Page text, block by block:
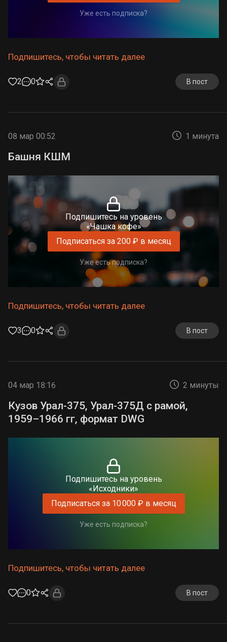
Уже есть подписка?
Подпишитесь, чтобы читать далее
2 0 В пост
08 мар 00:52 1 минута
Башня КШМ
Подпишитесь на уровень
«Чашка кофе»
Подписаться за 200 ₽ в месяц
Уже есть подписка?
Подпишитесь, чтобы читать далее
3 0 В пост
04 мар 18:16 2 минуты
Кузов Урал-375, Урал-375Д с рамой,
1959–1966 гг, формат DWG
Подпишитесь на уровень
«Исходники»
Подписаться за 10 000 ₽ в месяц
Уже есть подписка?
Подпишитесь, чтобы читать далее
0 В пост